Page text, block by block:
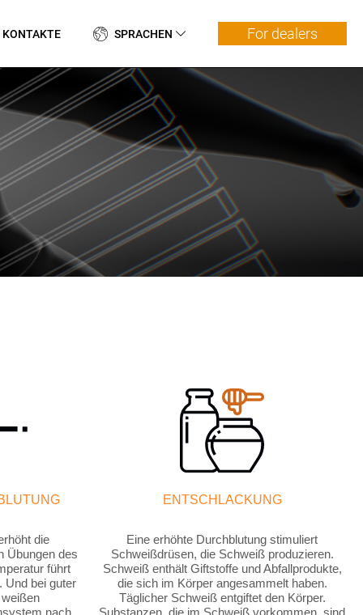
KONTAKTE SPRACHEN For dealers
die
Übungen des
führt
Und bei guter
nach
ENTSCHLACKUNG
Eine erhöhte Durchblutung stimuliert
Schweißdrüsen, die Schweiß produzieren.
Schweiß enthält Giftstoffe und Abfallprodukte,
die sich im Körper angesammelt haben.
Täglicher Schweiß entgiftet den Körper.
Substanzen, die im Schweiß vorkommen, sind